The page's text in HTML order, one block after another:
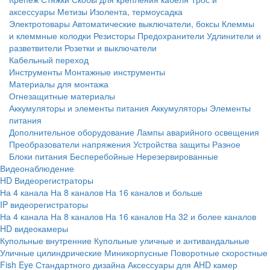
аксессуары Метизы Изолента, термоусадка
Электротовары Автоматические выключатели, боксы Клеммы
и клеммные колодки Резисторы Предохранители Удлинители и
разветвители Розетки и выключатели
Кабельный переход
Инструменты Монтажные инструменты
Материалы для монтажа
Огнезащитные материалы
Аккумуляторы и элементы питания Аккумуляторы Элементы
питания
Дополнительное оборудование Лампы аварийного освещения
Преобразователи напряжения Устройства защиты Разное
Блоки питания Бесперебойные Нерезервированные
Видеонаблюдение
HD Видеорегистраторы
На 4 канала На 8 каналов На 16 каналов и больше
IP видеорегистраторы
На 4 канала На 8 каналов На 16 каналов На 32 и более каналов
HD видеокамеры
Купольные внутренние Купольные уличные и антивандальные
Уличные цилиндрические Миникорпусные Поворотные скоростные
Fish Eye Стандартного дизайна Аксессуары для AHD камер